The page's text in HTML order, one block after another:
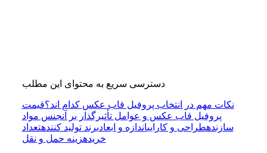
دسترسی سریع به محتوای این مطلب
نکات مهم در انتخاب پروفیل قاب عکس کدام اند؟قیمت
پروفیل قاب عکس و عوامل تأثیرگذار بر آنجنس مواد
سازندهطراحی و کاراییاندازه و ابعادبرند تولید کنندهتعداد
خریدهزینه حمل و نقل